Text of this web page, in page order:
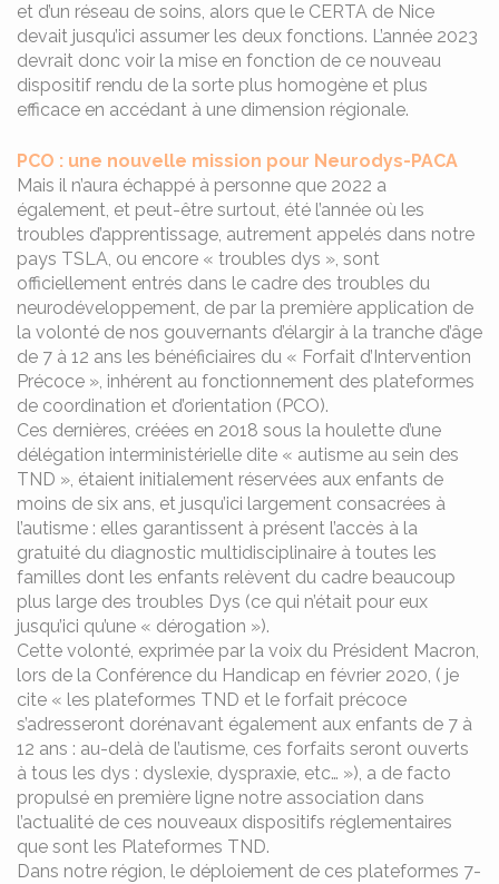
et d’un réseau de soins, alors que le CERTA de Nice
devait jusqu’ici assumer les deux fonctions. L’année 2023
devrait donc voir la mise en fonction de ce nouveau
dispositif rendu de la sorte plus homogène et plus
efficace en accédant à une dimension régionale.
PCO : une nouvelle mission pour Neurodys-PACA
Mais il n’aura échappé à personne que 2022 a
également, et peut-être surtout, été l’année où les
troubles d’apprentissage, autrement appelés dans notre
pays TSLA, ou encore « troubles dys », sont
officiellement entrés dans le cadre des troubles du
neurodéveloppement, de par la première application de
la volonté de nos gouvernants d’élargir à la tranche d’âge
de 7 à 12 ans les bénéficiaires du « Forfait d’Intervention
Précoce », inhérent au fonctionnement des plateformes
de coordination et d’orientation (PCO).
Ces dernières, créées en 2018 sous la houlette d’une
délégation interministérielle dite « autisme au sein des
TND », étaient initialement réservées aux enfants de
moins de six ans, et jusqu’ici largement consacrées à
l’autisme : elles garantissent à présent l’accès à la
gratuité du diagnostic multidisciplinaire à toutes les
familles dont les enfants relèvent du cadre beaucoup
plus large des troubles Dys (ce qui n’était pour eux
jusqu’ici qu’une « dérogation »).
Cette volonté, exprimée par la voix du Président Macron,
lors de la Conférence du Handicap en février 2020, ( je
cite « les plateformes TND et le forfait précoce
s’adresseront dorénavant également aux enfants de 7 à
12 ans : au-delà de l’autisme, ces forfaits seront ouverts
à tous les dys : dyslexie, dyspraxie, etc… »), a de facto
propulsé en première ligne notre association dans
l’actualité de ces nouveaux dispositifs réglementaires
que sont les Plateformes TND.
Dans notre région, le déploiement de ces plateformes 7-